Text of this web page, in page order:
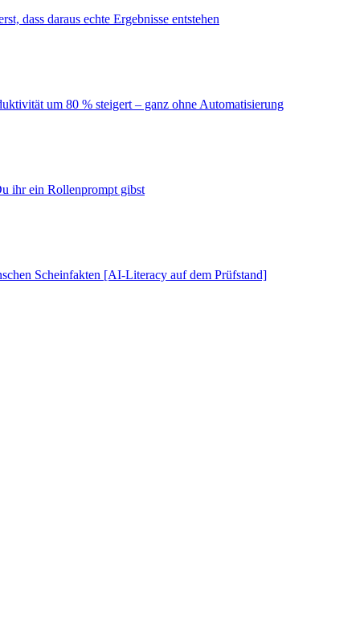
dass daraus echte Ergebnisse entstehen
um 80 % steigert – ganz ohne Automatisierung
ihr ein Rollenprompt gibst
Scheinfakten [AI-Literacy auf dem Prüfstand]